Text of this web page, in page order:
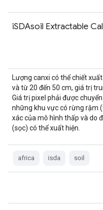
iSDAsoil Extractable
Lượng canxi có thể chiết
và từ 20 đến 50 cm, giá trị
Giá trị pixel phải được
những khu vực có rừng rậm
xác của mô hình thấp và do
(sọc) có thể xuất hiện.
africa isda soil